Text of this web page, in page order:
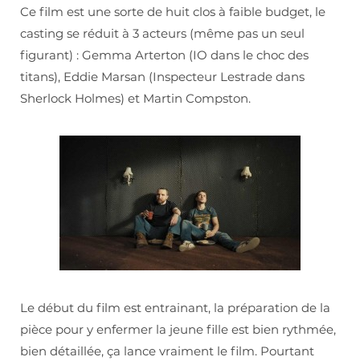
Ce film est une sorte de huit clos à faible budget, le
casting se réduit à 3 acteurs (même pas un seul
figurant) : Gemma Arterton (IO dans le choc des
titans), Eddie Marsan (Inspecteur Lestrade dans
Sherlock Holmes) et Martin Compston.
Le début du film est entrainant, la préparation de la
pièce pour y enfermer la jeune fille est bien rythmée,
bien détaillée, ça lance vraiment le film. Pourtant